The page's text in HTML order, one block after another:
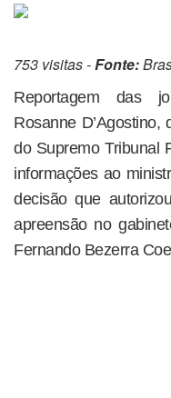
753 visitas -Fonte:
Reportagem das
Rosanne
do Supremo Tribunal
informações ao
decisão que
apreensão no
Fernando Bezerra